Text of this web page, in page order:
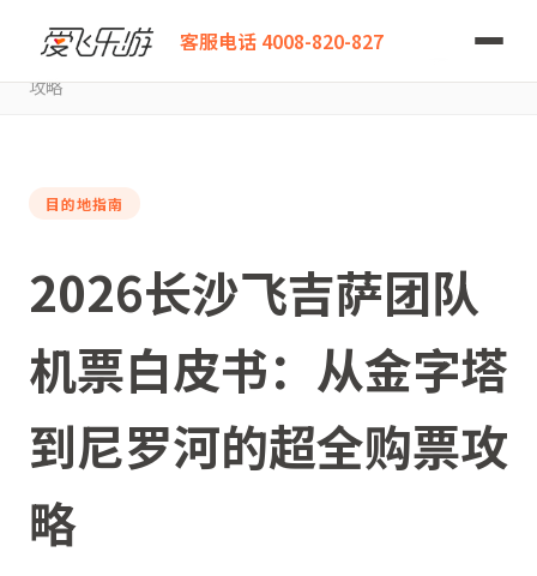
客服电话 4008-820-827
爱飞乐游
2026长沙飞吉萨团队机票白皮书：从金字塔到尼罗河的超全购票
攻略
目的地指南
2026长沙飞吉萨团队
机票白皮书：从金字塔
到尼罗河的超全购票攻
略